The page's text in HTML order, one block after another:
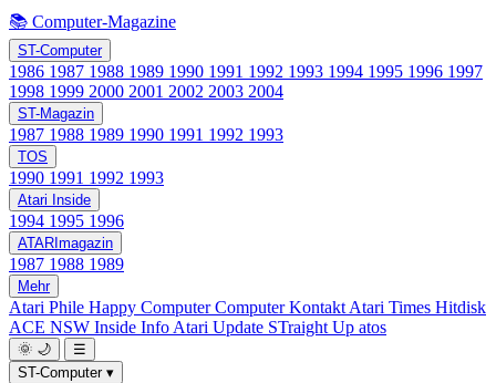
📚 Computer-Magazine
ST-Computer
1986 1987 1988 1989 1990 1991 1992 1993 1994 1995 1996 1997
1998 1999 2000 2001 2002 2003 2004
ST-Magazin
1987 1988 1989 1990 1991 1992 1993
TOS
1990 1991 1992 1993
Atari Inside
1994 1995 1996
ATARImagazin
1987 1988 1989
Mehr
Atari Phile Happy ComputerComputer Kontakt Atari Times Hitdisk
ACE NSW Inside Info Atari Update STraight Up atos
🌞 🌙
☰
ST-Computer ▾